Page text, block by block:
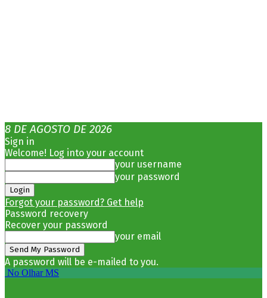
8 DE AGOSTO DE 2026
Sign in
Welcome! Log into your account
your username
your password
Forgot your password? Get help
Password recovery
Recover your password
your email
A password will be e-mailed to you.
No Olhar MS